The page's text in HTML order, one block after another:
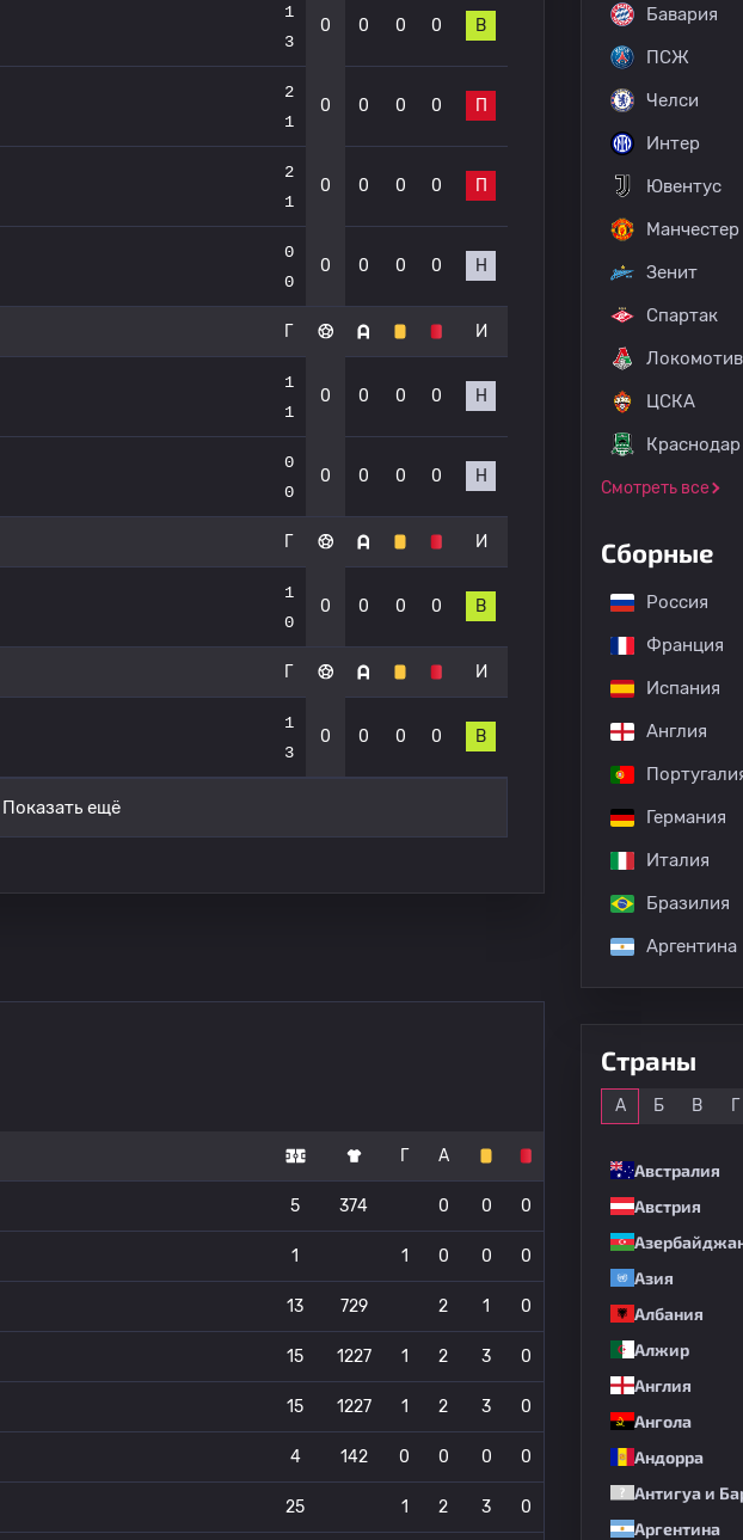
1
3
0 0 0 0 В
2
1
0 0 0 0 П
2
1
0 0 0 0 П
0
0
0 0 0 0 Н
Г И
1
1
0 0 0 0 Н
0
0
0 0 0 0 Н
Г И
1
0
0 0 0 0 В
Г И
1
3
0 0 0 0 В
Показать ещё
Г А
5 374 0 0 0
1 1 0 0 0
13 729 2 1 0
15 1227 1 2 3 0
15 1227 1 2 3 0
4 142 0 0 0 0
25 1 2 3 0
Бавария
ПСЖ
Челси
Интер
Ювентус
Зенит
Спартак
Локомотив
ЦСКА
Краснодар
Смотреть все
Сборные
Россия
Франция
Испания
Англия
Германия
Италия
Бразилия
Аргентина
Страны
А Б В Г
Австралия
Австрия
Азия
Албания
Алжир
Англия
Ангола
Андорра
Антигуа и
Аргентина